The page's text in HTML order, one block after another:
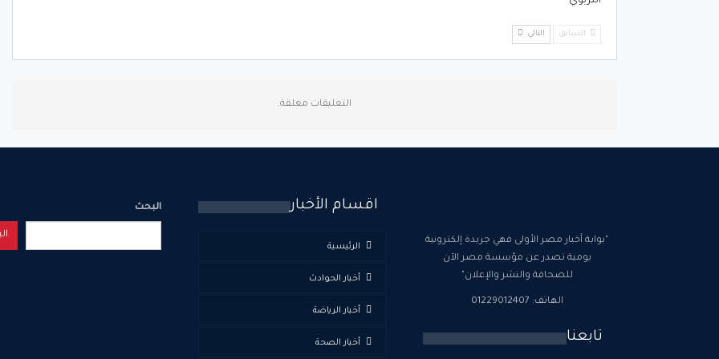
السابق التالي
التعليقات مغلقة.
"بوابة أخبار مصر الأولى فهي جريدة إلكترونية
يومية تصدر عن مؤسسة مصر الآن
للصحافة والنشر والإعلان"
الهاتف: 01229012407
تابعنا
اقسام الأخبار
الرئيسية
أخبار الحوادث
أخبار الرياضة
أخبار الصحة
البحث